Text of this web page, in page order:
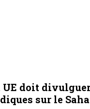
UE doit
sur le